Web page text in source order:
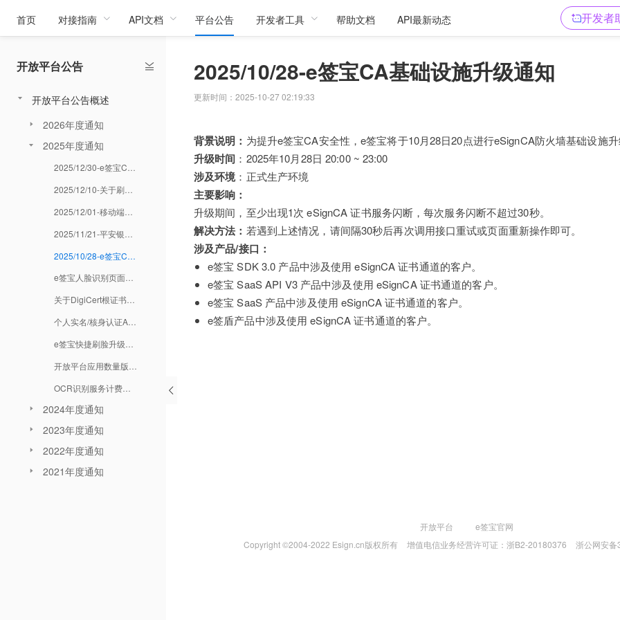
首页 对接指南 API文档 平台公告 开发者工具 帮助文档 API最新动态 开发者
开放平台公告
开放平台公告概述
2026年度通知
2025年度通知
2025/10/28-e签宝CA基础设施升级通知
2024年度通知
2023年度通知
2022年度通知
2021年度通知
2025/10/28-e签宝CA基础设施升级通知
更新时间：2025-10-27 02:19:33
背景说明： 为提升e签宝CA安全性，e签宝将于10月28日20点进行eSignCA防火墙基础设施升
升级时间 ：2025年10月28日 20:00 ~ 23:00
涉及环境：正式生产环境
主要影响：
升级期间，至少出现1次 eSignCA 证书服务闪断，每次服务闪断不超过30秒。
解决方法： 若遇到上述情况，请间隔30秒后再次调用接口重试或页面重新操作即可。
涉及产品/接口：
e签宝 SDK 3.0 产品中涉及使用 eSignCA 证书通道的客户。
e签宝 SaaS API V3 产品中涉及使用 eSignCA 证书通道的客户。
e签宝 SaaS 产品中涉及使用 eSignCA 证书通道的客户。
e签盾产品中涉及使用 eSignCA 证书通道的客户。
开放平台
e签宝官网
Copyright ©2004-2022 Esign.cn版权所有
增值电信业务经营许可证：浙B2-20180376 浙公网安备